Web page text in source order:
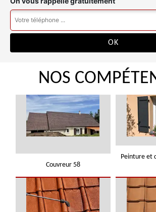
NOS
Couvreur 58
Peinture et